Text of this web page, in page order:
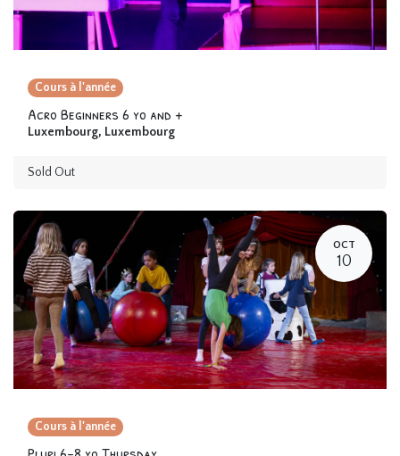
Cours à l'année
Acro Beginners 6 yo and +
Luxembourg, Luxembourg
Sold Out
OCT
10
Cours à l'année